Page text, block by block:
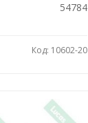
54784
Код: 10602-20